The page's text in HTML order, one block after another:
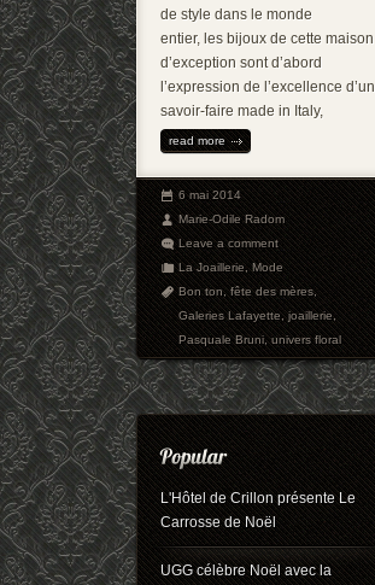
de style dans le monde
entier, les bijoux de cette maison
d’exception sont d’abord
l’expression de l’excellence d’un
savoir-faire made in Italy,
read more
6 mai 2014
Marie-Odile Radom
Leave a comment
La Joaillerie,Mode
Bon ton,fête des mères,
Galeries Lafayette,joaillerie,
Pasquale Bruni,univers floral
L'Hôtel de Crillon présente Le
Carrosse de Noël
UGG célèbre Noël avec la